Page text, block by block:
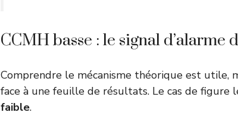
CCMH basse : le signal d’alarme
Comprendre le mécanisme théorique est utile,
face à une feuille de résultats. Le cas de
faible.